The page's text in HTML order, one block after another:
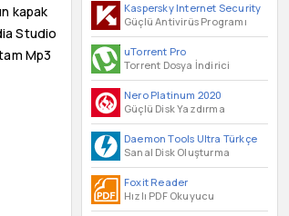
Kaspersky Internet Security
Güçlü Antivirüs Programı
uTorrent Pro
Torrent Dosya İndirici
Nero Platinum 2020
Güçlü Disk Yazdırma
Daemon Tools Ultra Türkçe
Sanal Disk Oluşturma
Foxit Reader
Hızlı PDF Okuyucu
kapak
Studio
Mp3